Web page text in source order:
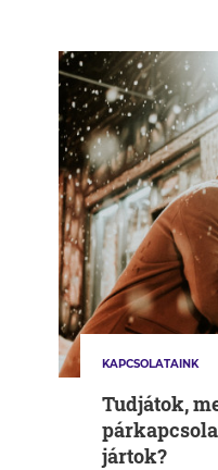
KAPCSOLATAINK
Tudjátok,
jártok?